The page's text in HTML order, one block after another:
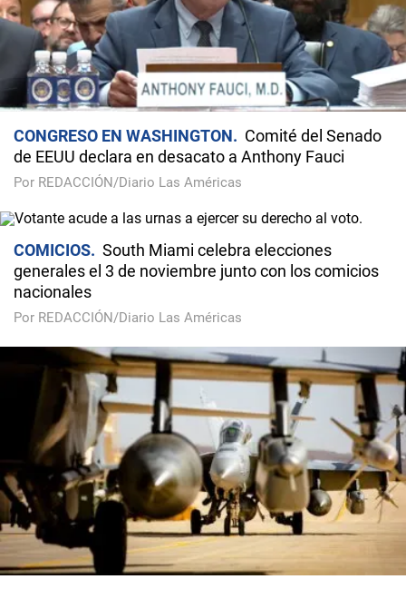
CONGRESO EN WASHINGTON
Comité del Senado
de EEUU declara en desacato a Anthony Fauci
Por REDACCIÓN/Diario Las Américas
COMICIOS
South Miami celebra elecciones
generales el 3 de noviembre junto con los comicios
nacionales
Por REDACCIÓN/Diario Las Américas